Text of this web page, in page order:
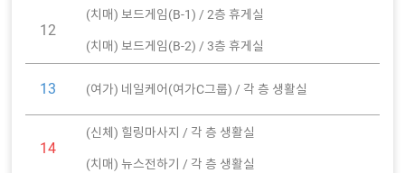
12
(치매) 보드게임(B-1) / 2층 휴게실
(치매) 보드게임(B-2) / 3층 휴게실
13 (여가) 네일케어(여가C그룹) / 각 층 생활실
14
(신체) 힐링마사지 / 각 층 생활실
(치매) 뉴스전하기 / 각 층 생활실